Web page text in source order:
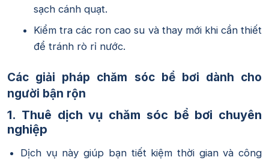
sạch cánh quạt.
Kiểm tra các ron cao su và thay mới khi cần thiết
để tránh rò rỉ nước.
Các giải pháp chăm sóc bể bơi dành cho
người bận rộn
1. Thuê dịch vụ chăm sóc bể bơi chuyên
nghiệp
Dịch vụ này giúp bạn tiết kiệm thời gian và công